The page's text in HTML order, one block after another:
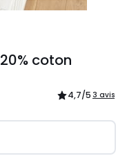
coton
4,7/5 3 avis